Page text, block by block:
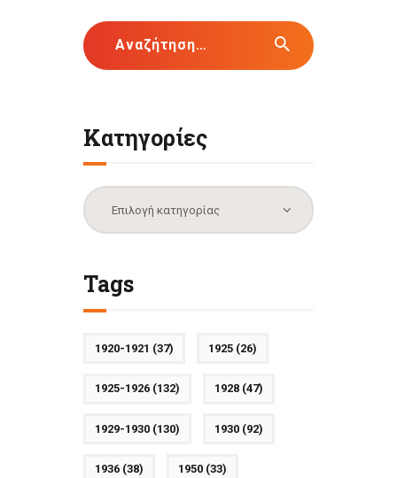
Αναζήτηση
για:
Κατηγορίες
Κατηγορίες
Tags
1920-1921 (37) 1925(26)
1925-1926(132) 1928(47)
1929-1930(130) 1930(92)
1936(38) 1950(33)